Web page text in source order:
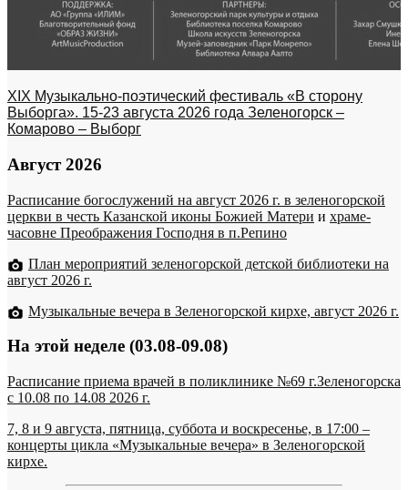
XIX Музыкально-поэтический фестиваль «В сторону
Выборга». 15-23 августа 2026 года Зеленогорск –
Комарово – Выборг
Август 2026
Расписание богослужений на август 2026 г. в зеленогорской
церкви в честь Казанской иконы Божией Матери и храме-
часовне Преображения Господня в п.Репино
План мероприятий зеленогорской детской библиотеки на
август 2026 г.
Музыкальные вечера в Зеленогорской кирхе, август 2026 г.
На этой неделе (03.08-09.08)
Расписание приема врачей в поликлинике №69 г.Зеленогорска
c 10.08 по 14.08 2026 г.
7, 8 и 9 августа, пятница, суббота и воскресенье, в 17:00 –
концерты цикла «Музыкальные вечера» в Зеленогорской
кирхе.